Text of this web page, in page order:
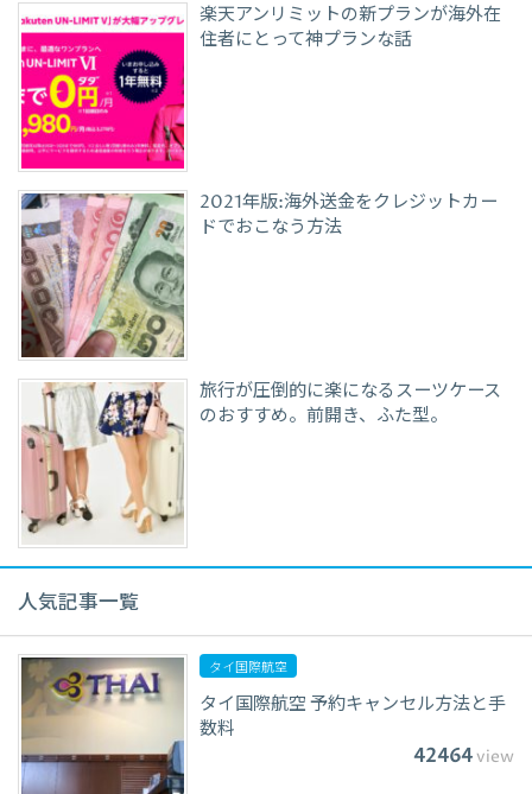
楽天アンリミットの新プランが海外在
住者にとって神プランな話
2021年版:海外送金をクレジットカー
ドでおこなう方法
旅行が圧倒的に楽になるスーツケース
のおすすめ。前開き、ふた型。
人気記事一覧
タイ国際航空
タイ国際航空 予約キャンセル方法と手
数料
42464view